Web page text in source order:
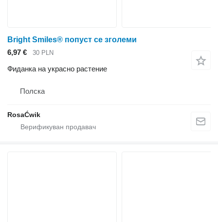
Bright Smiles® попуст се зголеми
6,97 €
30 PLN
Фиданка на украсно растение
Полска
RosaĆwik